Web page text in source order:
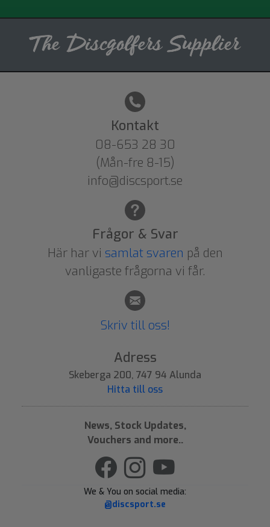
Kontakt
08-653 28 30
(Mån-fre 8-15)
info@discsport.se
Frågor & Svar
Här har vi samlat svaren på den
vanligaste frågorna vi får.
Skriv till oss!
Adress
Skeberga 200, 747 94 Alunda
Hitta till oss
News, Stock Updates,
Vouchers and more..
We & You on social media:
@discsport.se